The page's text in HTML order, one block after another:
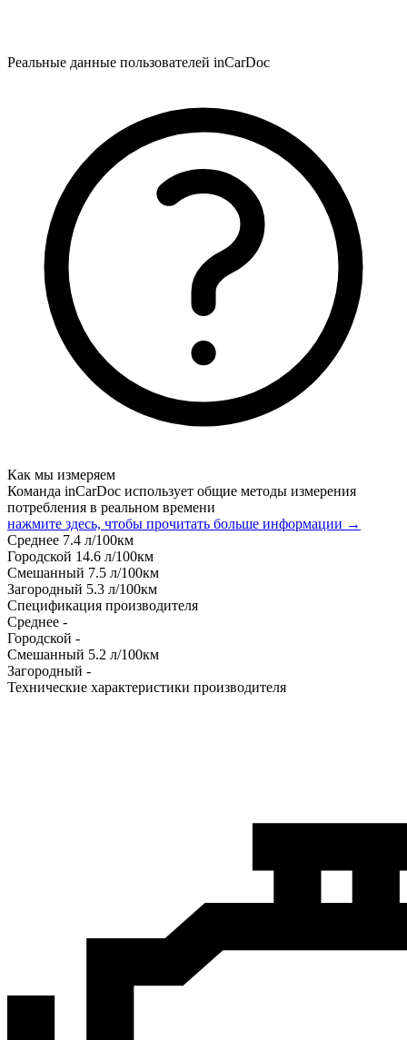
Реальные данные пользователей inCarDoc
Как мы измеряем
Команда inCarDoc использует общие методы измерения
потребления в реальном времени
нажмите здесь, чтобы прочитать больше информации →
Среднее 7.4 л/100км
Городской 14.6 л/100км
Смешанный 7.5 л/100км
Загородный 5.3 л/100км
Спецификация производителя
Среднее -
Городской -
Смешанный 5.2 л/100км
Загородный -
Технические характеристики производителя